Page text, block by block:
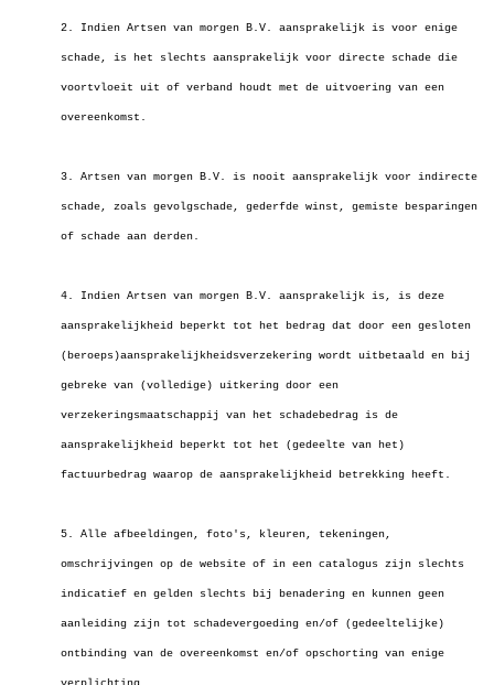
2. Indien Artsen van morgen B.V. aansprakelijk is voor enige
schade, is het slechts aansprakelijk voor directe schade die
voortvloeit uit of verband houdt met de uitvoering van een
overeenkomst.
3. Artsen van morgen B.V. is nooit aansprakelijk voor indirecte
schade, zoals gevolgschade, gederfde winst, gemiste besparingen
of schade aan derden.
4. Indien Artsen van morgen B.V. aansprakelijk is, is deze
aansprakelijkheid beperkt tot het bedrag dat door een gesloten
(beroeps)aansprakelijkheidsverzekering wordt uitbetaald en bij
gebreke van (volledige) uitkering door een
verzekeringsmaatschappij van het schadebedrag is de
aansprakelijkheid beperkt tot het (gedeelte van het)
factuurbedrag waarop de aansprakelijkheid betrekking heeft.
5. Alle afbeeldingen, foto's, kleuren, tekeningen,
omschrijvingen op de website of in een catalogus zijn slechts
indicatief en gelden slechts bij benadering en kunnen geen
aanleiding zijn tot schadevergoeding en/of (gedeeltelijke)
ontbinding van de overeenkomst en/of opschorting van enige